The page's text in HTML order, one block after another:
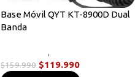
Base Móvil QYT KT-8900D Dual
Banda
,
$159.990 $119.990